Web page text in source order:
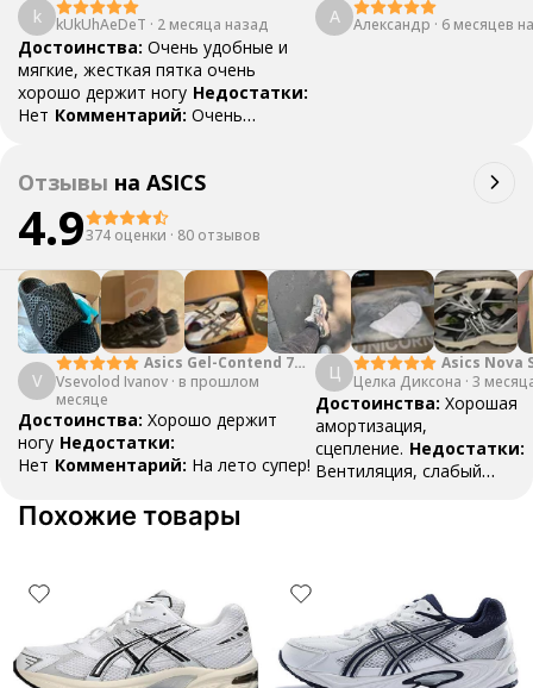
k kUkUhAeDeT · 2 месяца назад
Достоинства: Очень удобные и
мягкие, жесткая пятка очень
хорошо держит ногу Недостатки:
Нет Комментарий: Очень
А Александр · 6 месяцев
Отзывы на ASICS
4.9374 оценки · 80 отзывов
V
Asics Gel-Contend 7
Light Grey
Vsevolod Ivanov · в прошлом
месяце
Достоинства: Хорошо держит
ногу Недостатки:
Нет Комментарий: На лето супер!
Ц
Asics Nova
Black Green
Целка Диксона · 3
Достоинства: Хорошая
амортизация,
сцепление. Недостатки:
Вентиляция, слабый
протираться верх носка,
лично моя проблема, так
кроссовках которые я
но может у кого так же
Похожие товары